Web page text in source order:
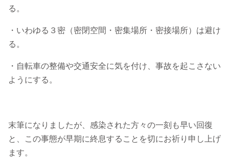
る。
・いわゆる３密（密閉空間・密集場所・密接場所）は避け
る。
・自転車の整備や交通安全に気を付け、事故を起こさない
ようにする。
末筆になりましたが、感染された方々の一刻も早い回復
と、この事態が早期に終息することを切にお祈り申し上げ
ます。